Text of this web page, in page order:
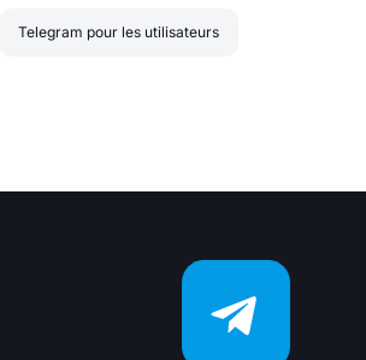
Telegram pour les utilisateurs